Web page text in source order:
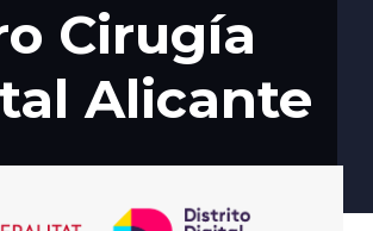
Cirugía
Alicante